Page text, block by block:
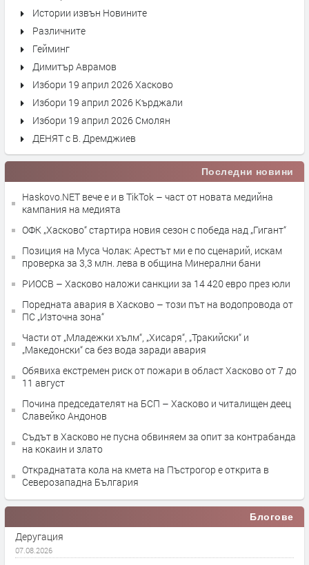
Истории извън Новините
Различните
Гейминг
Димитър Аврамов
Избори 19 април 2026 Хасково
Избори 19 април 2026 Кърджали
Избори 19 април 2026 Смолян
ДЕНЯТ с В. Дремджиев
Последни новини
Haskovo.NET вече е и в TikTok – част от новата медийна
кампания на медията
ОФК „Хасково“ стартира новия сезон с победа над „Гигант“
Позиция на Муса Чолак: Арестът ми е по сценарий, искам
проверка за 3,3 млн. лева в община Минерални бани
РИОСВ – Хасково наложи санкции за 14 420 евро през юли
Поредната авария в Хасково – този път на водопровода от
ПС „Източна зона“
Части от „Младежки хълм“, „Хисаря“, „Тракийски“ и
„Македонски“ са без вода заради авария
Обявиха екстремен риск от пожари в област Хасково от 7 до
11 август
Почина председателят на БСП – Хасково и читалищен деец
Славейко Андонов
Съдът в Хасково не пусна обвиняем за опит за контрабанда
на кокаин и злато
Откраднатата кола на кмета на Пъстрогор е открита в
Северозападна България
Блогове
Деругация
07.08.2026